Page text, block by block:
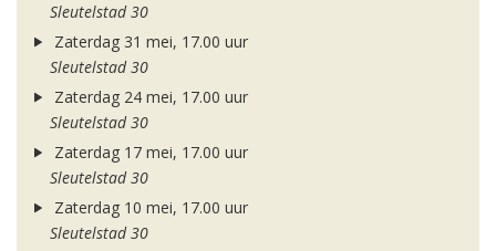
Sleutelstad 30
Zaterdag 31 mei, 17.00 uur
Sleutelstad 30
Zaterdag 24 mei, 17.00 uur
Sleutelstad 30
Zaterdag 17 mei, 17.00 uur
Sleutelstad 30
Zaterdag 10 mei, 17.00 uur
Sleutelstad 30